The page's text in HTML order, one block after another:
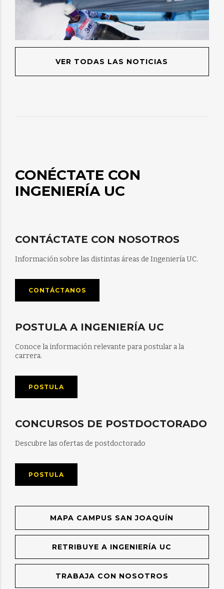
VER TODAS LAS NOTICIAS
CONÉCTATE CON
INGENIERÍA UC
CONTÁCTATE CON NOSOTROS
Información sobre las distintas áreas de Ingeniería UC.
CONTÁCTANOS
POSTULA A INGENIERÍA UC
Conoce la información relevante para postular a la
carrera.
POSTULA
CONCURSOS DE POSTDOCTORADO
Descubre las ofertas de postdoctorado
POSTULA
MAPA CAMPUS SAN JOAQUÍN
RETRIBUYE A INGENIERÍA UC
TRABAJA CON NOSOTROS